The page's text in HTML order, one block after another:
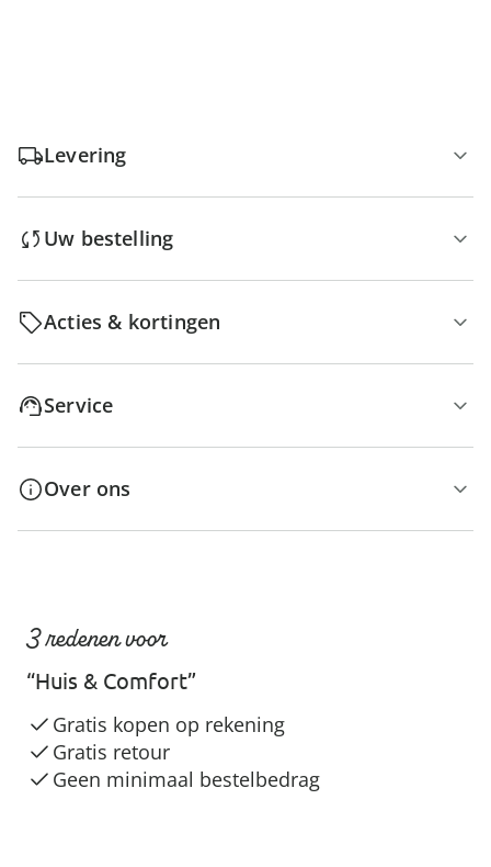
Levering
Uw bestelling
Acties & kortingen
Service
Over ons
3 redenen voor
“Huis & Comfort”
Gratis kopen op rekening
Gratis retour
Geen minimaal bestelbedrag